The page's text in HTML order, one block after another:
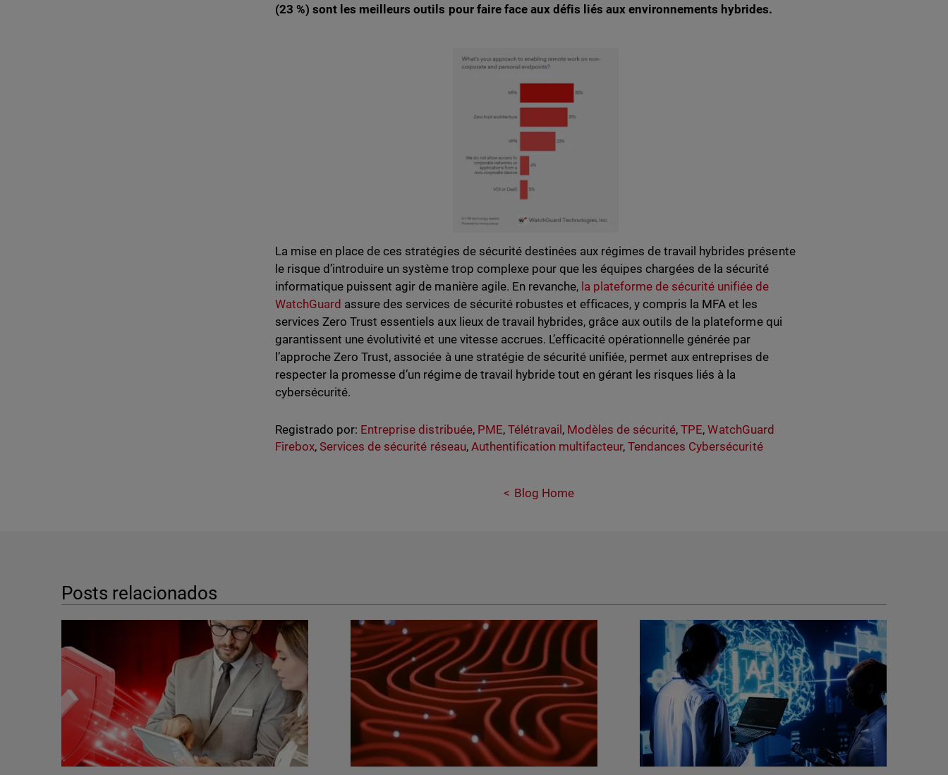
(23 %) sont les meilleurs outils pour faire face aux défis liés aux environnements hybrides.
La mise en place de ces stratégies de sécurité destinées aux régimes de travail hybrides présente
le risque d’introduire un système trop complexe pour que les équipes chargées de la sécurité
informatique puissent agir de manière agile. En revanche, la plateforme de sécurité unifiée de
WatchGuard assure des services de sécurité robustes et efficaces, y compris la MFA et les
services Zero Trust essentiels aux lieux de travail hybrides, grâce aux outils de la plateforme qui
garantissent une évolutivité et une vitesse accrues. L’efficacité opérationnelle générée par
l’approche Zero Trust, associée à une stratégie de sécurité unifiée, permet aux entreprises de
respecter la promesse d’un régime de travail hybride tout en gérant les risques liés à la
cybersécurité.
Registrado por: Entreprise distribuée, PME, Télétravail, Modèles de sécurité,TPE,WatchGuard
Firebox,Services de sécurité réseau, Authentification multifacteur,Tendances Cybersécurité
Blog Home
Posts relacionados